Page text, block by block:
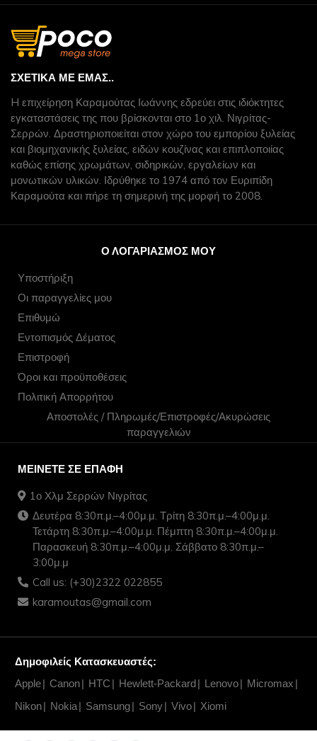
ΣΧΕΤΙΚΆ ΜΕ ΕΜΆΣ..
H επιχείρηση Καραμούτας Ιωάννης εδρεύει στις ιδιόκτητες
εγκαταστάσεις της που βρίσκονται στο 1ο χιλ. Νιγρίτας-
Σερρών. Δραστηριοποιείται στον χώρο του εμπορίου ξυλείας
και βιομηχανικής ξυλείας, ειδών κουζίνας και επιπλοποιίας
καθώς επίσης χρωμάτων, σιδηρικών, εργαλείων και
μονωτικών υλικών. Ιδρύθηκε το 1974 από τον Ευριπίδη
Καραμούτα και πήρε τη σημερινή της μορφή το 2008.
Ο ΛΟΓΑΡΙΑΣΜΌΣ ΜΟΥ
Υποστήριξη
Οι παραγγελίες μου
Επιθυμώ
Εντοπισμός Δέματος
Επιστροφή
Όροι και προϋποθέσεις
Πολιτική Απορρήτου
Αποστολές / Πληρωμές/Επιστροφές/Ακυρώσεις
παραγγελιών
ΜΕΊΝΕΤΕ ΣΕ ΕΠΑΦΉ
1ο Χλμ Σερρών Νιγρίτας
Δευτέρα 8:30π.μ.–4:00μ.μ. Τρίτη 8:30π.μ.–4:00μ.μ.
Τετάρτη 8:30π.μ.–4:00μ.μ. Πέμπτη 8:30π.μ.–4:00μ.μ.
Παρασκευή 8:30π.μ.–4:00μ.μ. Σάββατο 8:30π.μ.–
3:00μ.μ
Call us: (+30)2322 022855
karamoutas@gmail.com
Δημοφιλείς Κατασκευαστές:
Apple
Canon HTC Hewlett-Packard Lenovo
Micromax
Nikon
Nokia Samsung Sony Vivo Xiomi